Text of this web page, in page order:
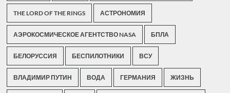
THE LORD OF THE RINGS АСТРОНОМИЯ
АЭРОКОСМИЧЕСКОЕ АГЕНТСТВО NASA БПЛА
БЕЛОРУССИЯ БЕСПИЛОТНИКИ ВСУ
ВЛАДИМИР ПУТИН ВОДА ГЕРМАНИЯ ЖИЗНЬ